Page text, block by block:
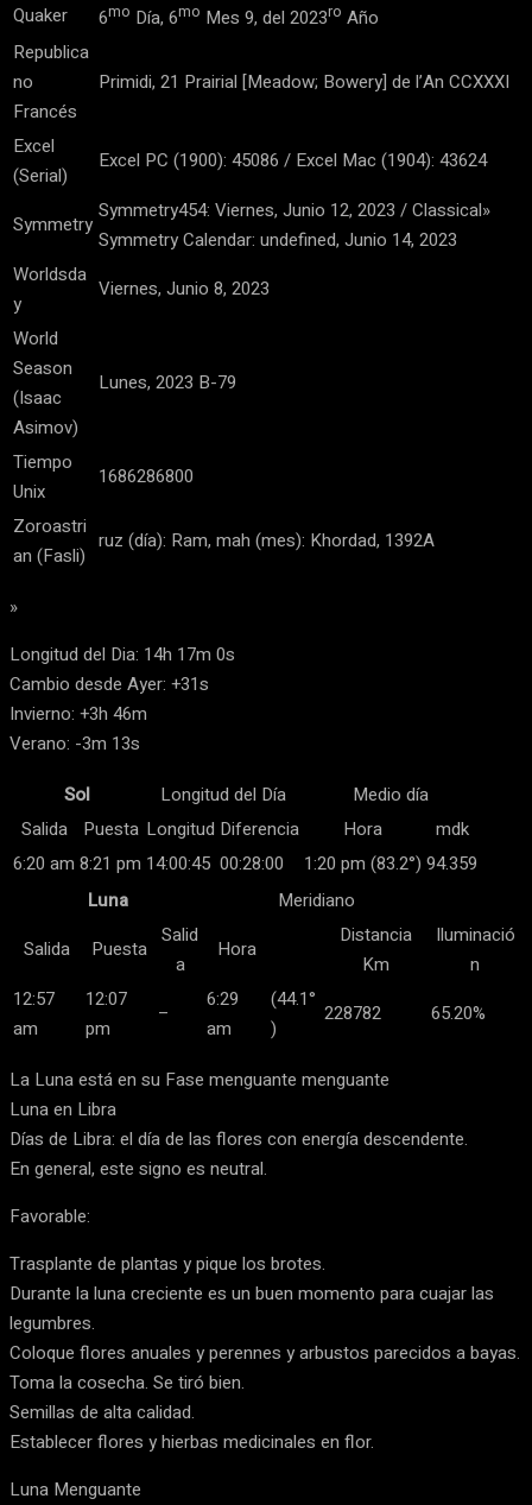
Quaker
6mo Día, 6mo Mes 9, del 2023ro Año
Republica
no
Francés
Primidi, 21 Prairial [Meadow; Bowery] de l’An CCXXXI
Excel
(Serial)
Excel PC (1900): 45086 / Excel Mac (1904): 43624
Symmetry
Symmetry454: Viernes, Junio 12, 2023 / Classical»
Symmetry Calendar: undefined, Junio 14, 2023
Worldsda
y
Viernes, Junio 8, 2023
World
Season
(Isaac
Asimov)
Lunes, 2023 B-79
Tiempo
Unix
1686286800
Zoroastri
an (Fasli)
ruz (día): Ram, mah (mes): Khordad, 1392A
»
Longitud del Dia: 14h 17m 0s
Cambio desde Ayer: +31s
Invierno: +3h 46m
Verano: -3m 13s
Sol
Longitud del Día
Medio día
Salida
Puesta Longitud Diferencia Hora
mdk
6:20 am 8:21 pm 14:00:45 00:28:00 1:20 pm (83.2°) 94.359
Luna
Meridiano
Salida
Puesta
Salid
a
Hora
Distancia
Km
Iluminació
n
12:57
am
12:07
pm
–
6:29
am
(44.1°
)
228782 65.20%
La Luna está en su Fase menguante menguante
Luna en Libra
Días de Libra: el día de las flores con energía descendente.
En general, este signo es neutral.
Favorable:
Trasplante de plantas y pique los brotes.
Durante la luna creciente es un buen momento para cuajar las
legumbres.
Coloque flores anuales y perennes y arbustos parecidos a bayas.
Toma la cosecha. Se tiró bien.
Semillas de alta calidad.
Establecer flores y hierbas medicinales en flor.
Luna Menguante